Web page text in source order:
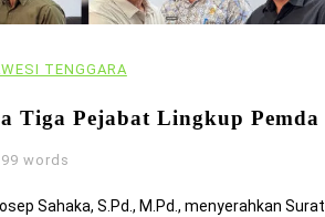
TENGGARA
Tiga Pejabat Lingkup Pemda
words
Sahaka, S.Pd., M.Pd., menyerahkan Surat